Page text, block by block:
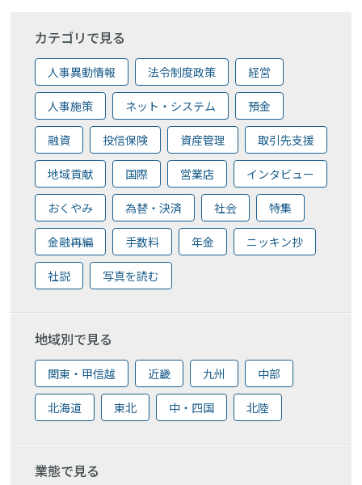
カテゴリで見る
人事異動情報 法令制度政策 経営
人事施策 ネット・システム 預金
融資 投信保険 資産管理 取引先支援
地域貢献 国際 営業店 インタビュー
おくやみ 為替・決済 社会 特集
金融再編 手数料 年金 ニッキン抄
社説 写真を読む
地域別で見る
関東・甲信越 近畿 九州 中部
北海道 東北 中・四国 北陸
業態で見る